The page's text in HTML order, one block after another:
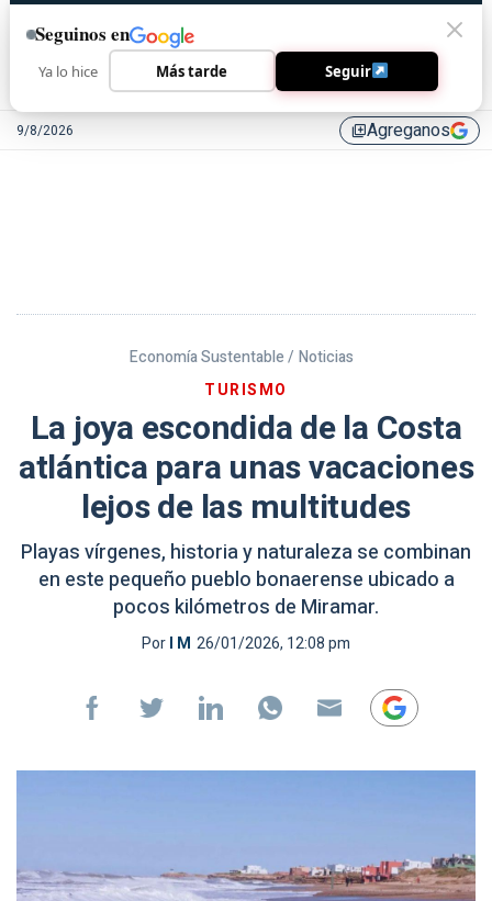
9/8/2026 library_addAgreganos
Economía Sustentable / Noticias
TURISMO
La joya escondida de la Costa
atlántica para unas vacaciones
lejos de las multitudes
Playas vírgenes, historia y naturaleza se combinan
en este pequeño pueblo bonaerense ubicado a
pocos kilómetros de Miramar.
PorI M 26/01/2026, 12:08 pm
Seguinos en
Ya lo hice Más tarde Seguir